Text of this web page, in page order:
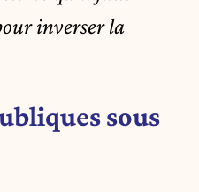
inverser la
sous